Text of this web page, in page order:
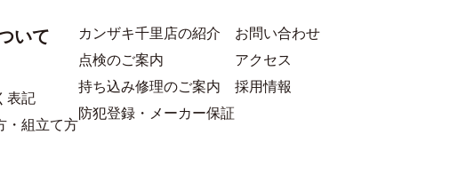
いて
表記
・組立て方
カンザキ千里店の紹介
点検のご案内
持ち込み修理のご案内
防犯登録・メーカー保証
お問い合わせ
アクセス
採用情報